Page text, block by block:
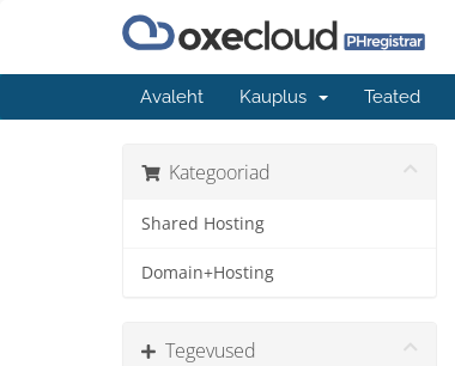
Avaleht Kauplus Teated
Kategooriad
Shared Hosting
Domain+Hosting
Tegevused